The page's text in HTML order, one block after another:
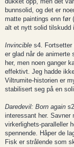
bunnsolid, og det er
matte paintings enn før
alt et nytt solid tilskudd
Invincible s4.
er glad når de animerte
her, men noen ganger
effektivt. Jeg hadde
Viltrumite-historien er
stabilisert seg på en
Daredevil: Born again
interessant her. Savner
virkerlighets-paralleller
spennende. Håper de
Fisk er strålende som